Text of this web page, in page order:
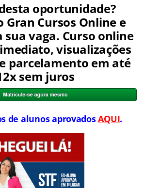
oportunidade?
Gran Cursos Online e
sua vaga. Curso online
visualizações
parcelamento em até
sem juros
de alunos aprovadosAQUI.